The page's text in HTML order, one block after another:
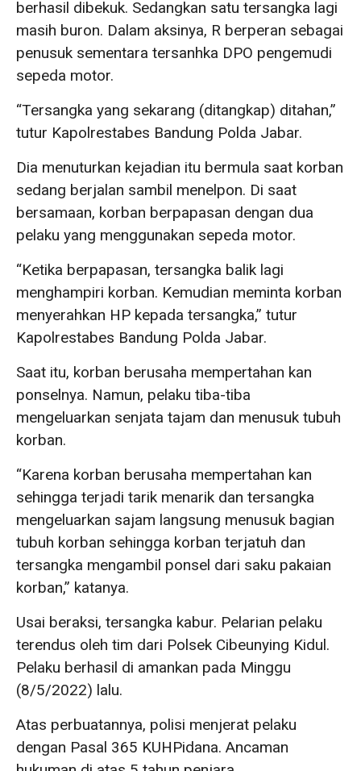
berhasil dibekuk. Sedangkan satu tersangka lagi
masih buron. Dalam aksinya, R berperan sebagai
penusuk sementara tersanhka DPO pengemudi
sepeda motor.
“Tersangka yang sekarang (ditangkap) ditahan,”
tutur Kapolrestabes Bandung Polda Jabar.
Dia menuturkan kejadian itu bermula saat korban
sedang berjalan sambil menelpon. Di saat
bersamaan, korban berpapasan dengan dua
pelaku yang menggunakan sepeda motor.
“Ketika berpapasan, tersangka balik lagi
menghampiri korban. Kemudian meminta korban
menyerahkan HP kepada tersangka,” tutur
Kapolrestabes Bandung Polda Jabar.
Saat itu, korban berusaha mempertahan kan
ponselnya. Namun, pelaku tiba-tiba
mengeluarkan senjata tajam dan menusuk tubuh
korban.
“Karena korban berusaha mempertahan kan
sehingga terjadi tarik menarik dan tersangka
mengeluarkan sajam langsung menusuk bagian
tubuh korban sehingga korban terjatuh dan
tersangka mengambil ponsel dari saku pakaian
korban,” katanya.
Usai beraksi, tersangka kabur. Pelarian pelaku
terendus oleh tim dari Polsek Cibeunying Kidul.
Pelaku berhasil di amankan pada Minggu
(8/5/2022) lalu.
Atas perbuatannya, polisi menjerat pelaku
dengan Pasal 365 KUHPidana. Ancaman